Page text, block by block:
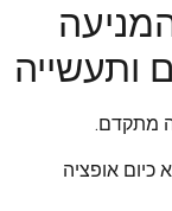
ותעשייה
מתקדם.
כיום אופציה